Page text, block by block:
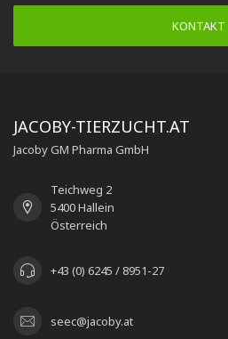
KONTAKT
JACOBY-TIERZUCHT.AT
Jacoby GM Pharma GmbH
Teichweg 2
5400 Hallein
Österreich
+43 (0) 6245 / 8951-27
seec@jacoby.at